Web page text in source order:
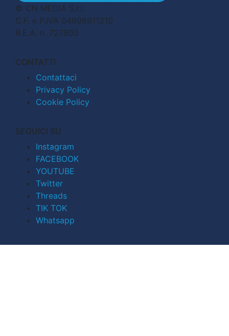
© CN MEDIA S.r.l.
C.F. e P.IVA 04998911210
R.E.A. n. 727803
CONTATTI
Contattaci
Privacy Policy
Cookie Policy
SEGUICI SU
Instagram
FACEBOOK
YOUTUBE
Twitter
Threads
TIK TOK
Whatsapp